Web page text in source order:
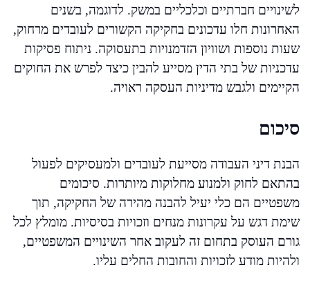
לשינויים חברתיים וכלכליים במשק. לדוגמה, בשנים
האחרונות חלו עדכונים בחקיקה הקשורים לעובדים מרחוק,
שעות נוספות ושוויון הזדמנויות בתעסוקה. ניתוח פסיקות
עדכניות של בתי הדין מסייע להבין כיצד לפרש את החוקים
הקיימים ולגבש מדיניות העסקה ראויה.
סיכום
הבנת דיני העבודה מסייעת לעובדים ולמעסיקים לפעול
בהתאם לחוק ולמנוע מחלוקות מיותרות. סיכומים
משפטיים הם כלי יעיל להבנה מהירה של החקיקה, תוך
שימת דגש על עקרונות מנחים וזכויות בסיסיות. מומלץ לכל
גורם העוסק בתחום זה לעקוב אחר השינויים המשפטיים,
ולהיות מודע לזכויות והחובות החלים עליו.